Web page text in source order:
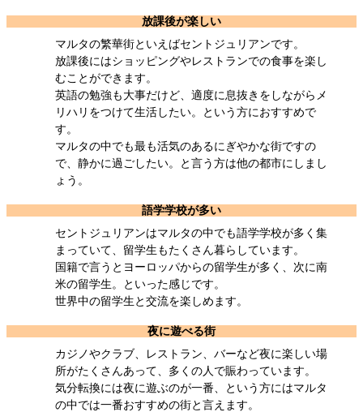
放課後が楽しい
マルタの繁華街といえばセントジュリアンです。
放課後にはショッピングやレストランでの食事を楽し
むことができます。
英語の勉強も大事だけど、適度に息抜きをしながらメ
リハリをつけて生活したい。という方におすすめで
す。
マルタの中でも最も活気のあるにぎやかな街ですの
で、静かに過ごしたい。と言う方は他の都市にしまし
ょう。
語学学校が多い
セントジュリアンはマルタの中でも語学学校が多く集
まっていて、留学生もたくさん暮らしています。
国籍で言うとヨーロッパからの留学生が多く、次に南
米の留学生。といった感じです。
世界中の留学生と交流を楽しめます。
夜に遊べる街
カジノやクラブ、レストラン、バーなど夜に楽しい場
所がたくさんあって、多くの人で賑わっています。
気分転換には夜に遊ぶのが一番、という方にはマルタ
の中では一番おすすめの街と言えます。